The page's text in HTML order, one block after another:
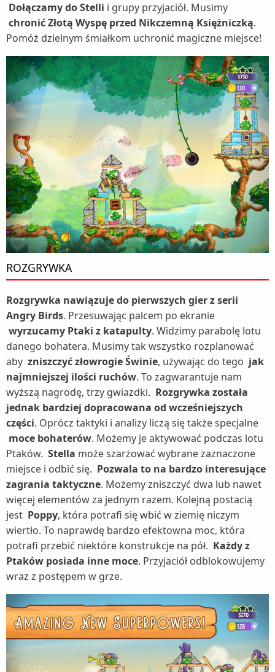
Dołączamy do Stelli i grupy przyjaciół. Musimy
chronić Złotą Wyspę przed Nikczemną Księżniczką.
Pomóż dzielnym śmiałkom uchronić magiczne miejsce!
ROZGRYWKA
Rozgrywka nawiązuje do pierwszych gier z serii
Angry Birds. Przesuwając palcem po ekranie
wyrzucamy Ptaki z katapulty. Widzimy parabolę lotu
danego bohatera. Musimy tak wszystko rozplanować
aby zniszczyć złowrogie Świnie, używając do tego jak
najmniejszej ilości ruchów. To zagwarantuje nam
wyższą nagrodę, trzy gwiazdki. Rozgrywka została
jednak bardziej dopracowana od wcześniejszych
części. Oprócz taktyki i analizy liczą się także specjalne
moce bohaterów. Możemy je aktywować podczas lotu
Ptaków. Stella może szarżować wybrane zaznaczone
miejsce i odbić się. Pozwala to na bardzo interesujące
zagrania taktyczne. Możemy zniszczyć dwa lub nawet
więcej elementów za jednym razem. Kolejną postacią
jest Poppy, która potrafi się wbić w ziemię niczym
wiertło. To naprawdę bardzo efektowna moc, która
potrafi przebić niektóre konstrukcje na pół. Każdy z
Ptaków posiada inne moce. Przyjaciół odblokowujemy
wraz z postępem w grze.